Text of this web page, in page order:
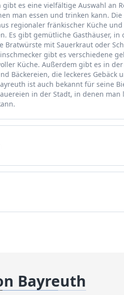
gibt es eine vielfältige Auswahl an
man essen und trinken kann.
regionaler fränkischer Küche
Es gibt gemütliche Gasthäuser,
Bratwürste mit Sauerkraut oder
gibt es verschiedene
Küche. Außerdem gibt es in
Bäckereien, die leckeres Gebäck
ist auch bekannt für seine
in der Stadt, in denen man
Bayreuth